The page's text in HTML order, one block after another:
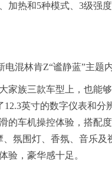
加热和5种模式、3级强
电混林肯Z“谧静蓝”主题
家族三款车型上，也能
英寸的数字仪表和分
的车机操控体验，搭配
氛围灯、香氛、音乐
验，豪华感十足。